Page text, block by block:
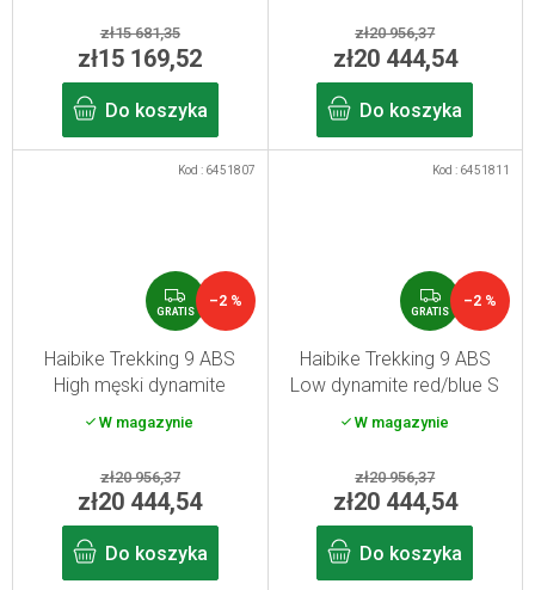
zł15 681,35
zł15 169,52
Do koszyka
zł20 956,37
zł20 444,54
Do koszyka
G
R
A
T
S
GRATIS
–2 %
Haibike Trekking 9 ABS
High męski dynamite
red/blue S
W magazynie
zł20 956,37
zł20 444,54
Do koszyka
Kod : 6451807
G
R
A
T
I
S
GRATIS
–2 %
Haibike Trekking 9 ABS
Low dynamite red/blue S
W magazynie
zł20 956,37
zł20 444,54
Do koszyka
Kod : 6451811